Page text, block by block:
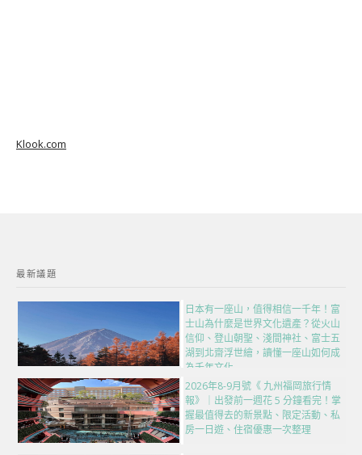
Klook.com
最新議題
日本有一座山，值得相信一千年！富
士山為什麼是世界文化遺產？從火山
信仰、登山朝聖、淺間神社、富士五
湖到北齋浮世繪，讀懂一座山如何成
為千年文化
2026年8-9月號《 九州福岡旅行情
報》｜出發前一週花 5 分鐘看完！掌
握最值得去的新景點、限定活動、私
房一日遊、住宿優惠一次整理